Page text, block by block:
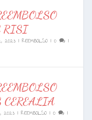
RISI
2023 |REEMBOLSO |0 |
CEREALIA
2023 |REEMBOLSO |0 |